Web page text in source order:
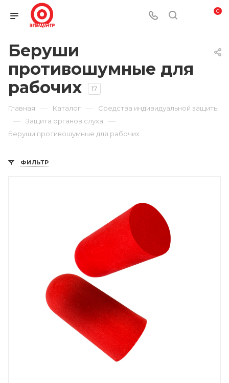
0
Беруши
противошумные для
рабочих
17
Главная — Каталог — Средства индивидуальной защиты
— Защита органов слуха —
Беруши противошумные для рабочих
ФИЛЬТР